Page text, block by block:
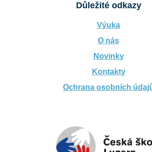
Důležité odkazy
Výuka
O nás
Novinky
Kontakty
Ochrana osobních